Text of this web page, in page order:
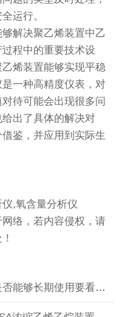
运行。
解决聚乙烯装置中乙
程中的重要技术设
烯装置能够实现平稳
一种高精度仪表，对
待可能会出现很多问
出了具体的解决对
鉴，并应用到实际生
,氧含量分析仪
络，若内容侵权，请
够长期使用要看这几点